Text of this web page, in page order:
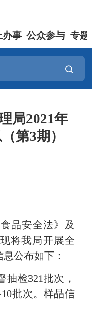
办事 公众参与 专题
局2021年
第3期）
品安全法》及
将我局开展全
公布如下：
检321批次，
批次。样品信